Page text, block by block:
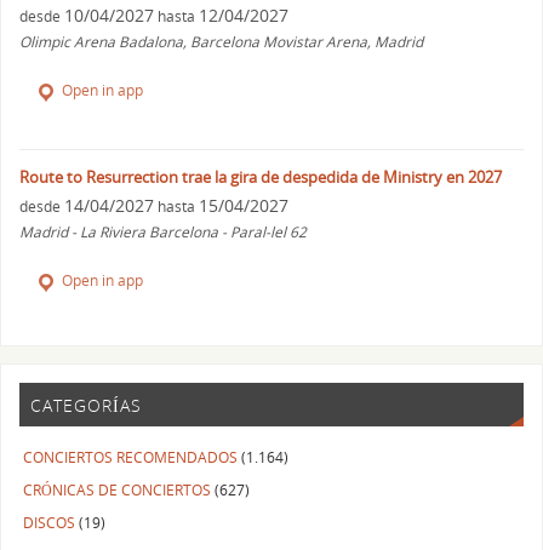
desde 10/04/2027 hasta 12/04/2027
Olimpic Arena Badalona, Barcelona Movistar Arena, Madrid
Open in app
Route to Resurrection trae la gira de despedida de Ministry en 2027
desde 14/04/2027 hasta 15/04/2027
Madrid - La Riviera Barcelona - Paral-lel 62
Open in app
CATEGORÍAS
CONCIERTOS RECOMENDADOS (1.164)
CRÓNICAS DE CONCIERTOS (627)
DISCOS (19)